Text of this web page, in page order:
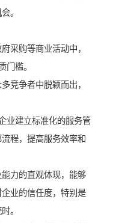
。
采购等商业活动中，
门槛。
竞争者中脱颖而出，
业建立标准化的服务管
程，提高服务效率和
力的直观体现，能够
业的信任度，特别是
。